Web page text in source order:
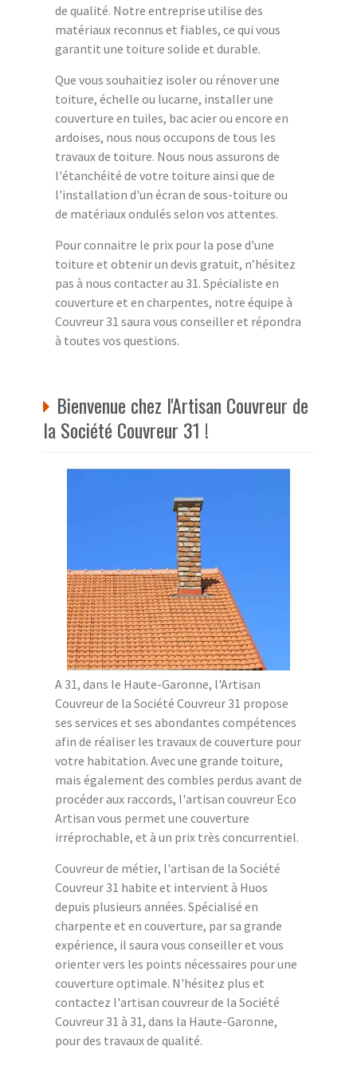
de qualité. Notre entreprise utilise des
matériaux reconnus et fiables, ce qui vous
garantit une toiture solide et durable.
Que vous souhaitiez isoler ou rénover une
toiture, échelle ou lucarne, installer une
couverture en tuiles, bac acier ou encore en
ardoises, nous nous occupons de tous les
travaux de toiture. Nous nous assurons de
l'étanchéité de votre toiture ainsi que de
l'installation d'un écran de sous-toiture ou
de matériaux ondulés selon vos attentes.
Pour connaitre le prix pour la pose d'une
toiture et obtenir un devis gratuit, n’hésitez
pas à nous contacter au 31. Spécialiste en
couverture et en charpentes, notre équipe à
Couvreur 31 saura vous conseiller et répondra
à toutes vos questions.
Bienvenue chez l'Artisan Couvreur de
la Société Couvreur 31 !
A 31, dans le Haute-Garonne, l'Artisan
Couvreur de la Société Couvreur 31 propose
ses services et ses abondantes compétences
afin de réaliser les travaux de couverture pour
votre habitation. Avec une grande toiture,
mais également des combles perdus avant de
procéder aux raccords, l'artisan couvreur Eco
Artisan vous permet une couverture
irréprochable, et à un prix très concurrentiel.
Couvreur de métier, l'artisan de la Société
Couvreur 31 habite et intervient à Huos
depuis plusieurs années. Spécialisé en
charpente et en couverture, par sa grande
expérience, il saura vous conseiller et vous
orienter vers les points nécessaires pour une
couverture optimale. N'hésitez plus et
contactez l'artisan couvreur de la Société
Couvreur 31 à 31, dans la Haute-Garonne,
pour des travaux de qualité.